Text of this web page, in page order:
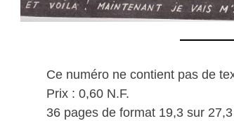
Ce numéro ne contient pas de
Prix : 0,60 N.F.
36 pages de format 19,3 sur